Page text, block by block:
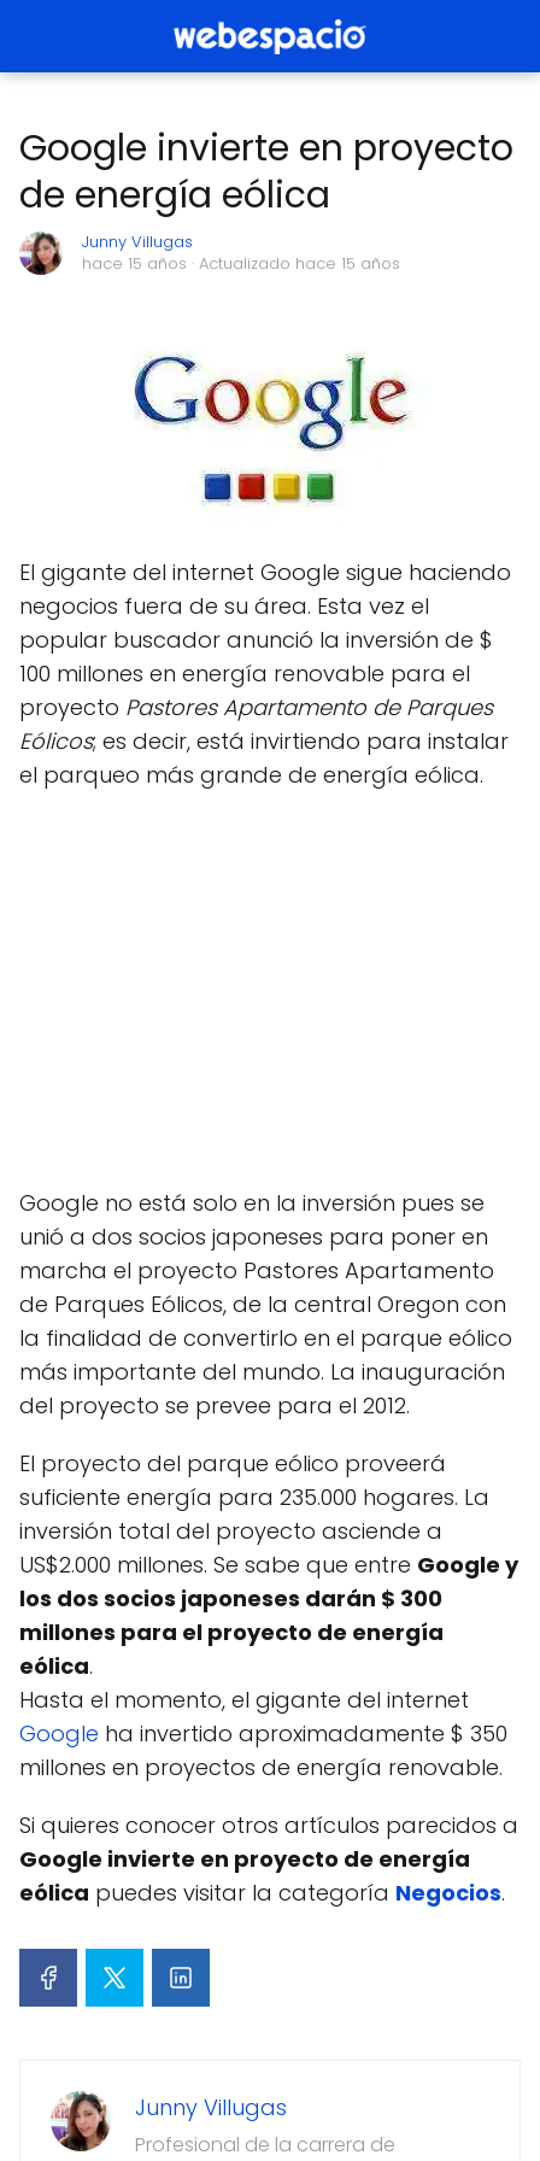
Google invierte en proyecto
de energía eólica
Junny Villugas
hace 15 años · Actualizado hace 15 años
El gigante del internet Google sigue haciendo
negocios fuera de su área. Esta vez el
popular buscador anunció la inversión de $
100 millones en energía renovable para el
proyecto Pastores Apartamento de Parques
Eólicos; es decir, está invirtiendo para instalar
el parqueo más grande de energía eólica.
Google no está solo en la inversión pues se
unió a dos socios japoneses para poner en
marcha el proyecto Pastores Apartamento
de Parques Eólicos, de la central Oregon con
la finalidad de convertirlo en el parque eólico
más importante del mundo. La inauguración
del proyecto se prevee para el 2012.
El proyecto del parque eólico proveerá
suficiente energía para 235.000 hogares. La
inversión total del proyecto asciende a
US$2.000 millones. Se sabe que entre Google y
los dos socios japoneses darán $ 300
millones para el proyecto de energía
eólica.
Hasta el momento, el gigante del internet
Google ha invertido aproximadamente $ 350
millones en proyectos de energía renovable.
Si quieres conocer otros artículos parecidos a
Google invierte en proyecto de energía
eólica puedes visitar la categoría Negocios.
Junny Villugas
Profesional de la carrera de